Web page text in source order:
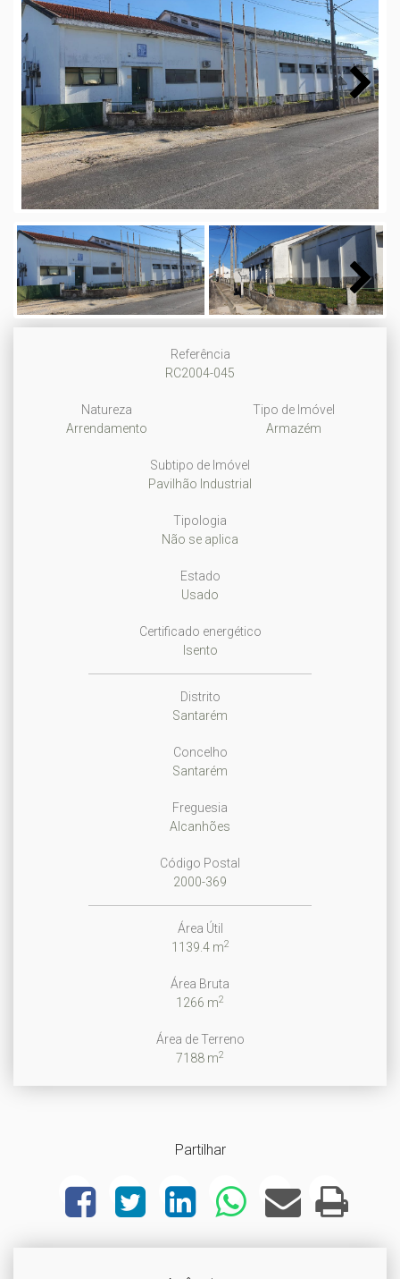
Next
Next
Referência
RC2004-045
Natureza
Arrendamento
Tipo de Imóvel
Armazém
Subtipo de Imóvel
Pavilhão Industrial
Tipologia
Não se aplica
Estado
Usado
Certificado energético
Isento
Distrito
Santarém
Concelho
Santarém
Freguesia
Alcanhões
Código Postal
2000-369
Área Útil
1139.4 m2
Área Bruta
1266 m2
Área de Terreno
7188 m2
Partilhar